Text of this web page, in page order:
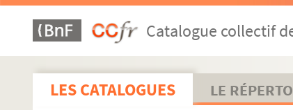
Catalogue collectif
LES CATALOGUES LE
H-IMAR-8-30-49. Saint Georges
H-IMAR-8-30-50. Saint Georges
H-IMAR-8-30-51. Saint Georges
H-IMAR-8-30-52. Saint Georges